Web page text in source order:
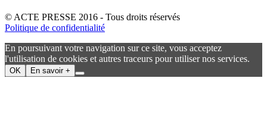
© ACTE PRESSE 2016 - Tous droits réservés
Politique de confidentialité
En poursuivant votre navigation sur ce site, vous acceptez
l'utilisation de cookies et autres traceurs pour utiliser nos services.
OK En savoir +